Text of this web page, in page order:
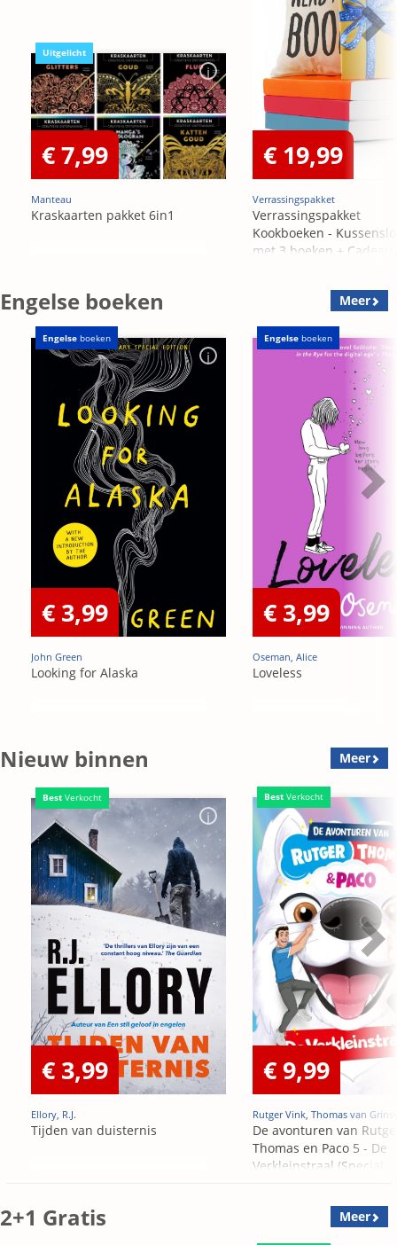
Uitgelicht
€ 7,99
Manteau
Kraskaarten pakket 6in1
€ 19,99
Verrassingspakket
Verrassingspakket
Kookboeken -
met 3 boeken + Cadeau
Engelse boeken Meer
Engelse boeken
€ 3,99
John Green
Looking for Alaska
Engelse boeken
€ 3,99
Oseman, Alice
Loveless
Nieuw binnen Meer
Best Verkocht
€ 3,99
Ellory, R.J.
Tijden van duisternis
Best Verkocht
€ 9,99
Rutger Vink, Thomas van
De avonturen van
Thomas en Paco 5 - De
Verkleinstraal (Special
2+1 Gratis Meer